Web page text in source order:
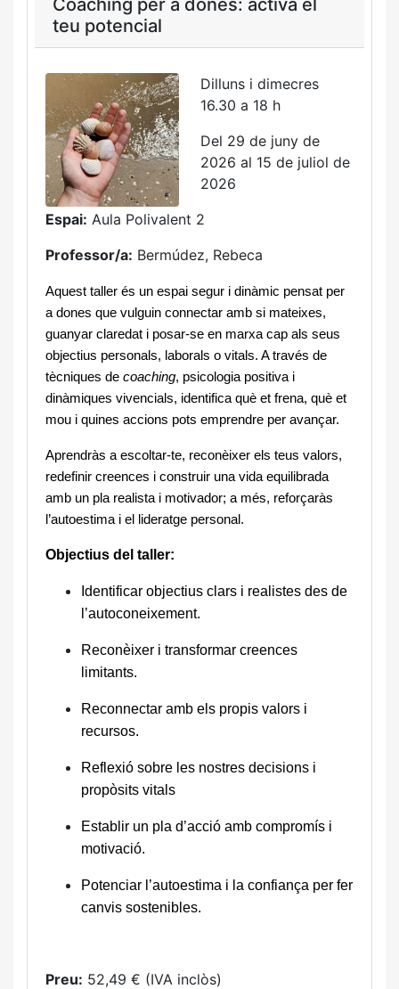
Coaching per a dones: activa el
teu potencial
Dilluns i dimecres
16.30 a 18 h
Del 29 de juny de
2026 al 15 de juliol de
2026
Espai: Aula Polivalent 2
Professor/a: Bermúdez, Rebeca
Aquest taller és un espai segur i dinàmic pensat per
a dones que vulguin connectar amb si mateixes,
guanyar claredat i posar-se en marxa cap als seus
objectius personals, laborals o vitals. A través de
tècniques de coaching, psicologia positiva i
dinàmiques vivencials, identifica què et frena, què et
mou i quines accions pots emprendre per avançar.
Aprendràs a escoltar-te, reconèixer els teus valors,
redefinir creences i construir una vida equilibrada
amb un pla realista i motivador; a més, reforçaràs
l’autoestima i el lideratge personal.
Objectius del taller:
Identificar objectius clars i realistes des de
l’autoconeixement.
Reconèixer i transformar creences
limitants.
Reconnectar amb els propis valors i
recursos.
Reflexió sobre les nostres decisions i
propòsits vitals
Establir un pla d’acció amb compromís i
motivació.
Potenciar l’autoestima i la confiança per fer
canvis sostenibles.
Preu: 52,49 € (IVA inclòs)